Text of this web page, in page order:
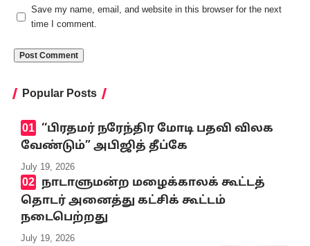
Save my name, email, and website in this browser for the next
time I comment.
Popular Posts
‘‘பிரதமர் நரேந்திர மோடி பதவி விலக
வேண்டும்” அபிஜித் தீப்கே
July 19, 2026
நாடாளுமன்ற மழைக்காலக் கூட்டத்
தொடர் அனைத்து கட்சிக் கூட்டம்
நடைபெற்றது
July 19, 2026